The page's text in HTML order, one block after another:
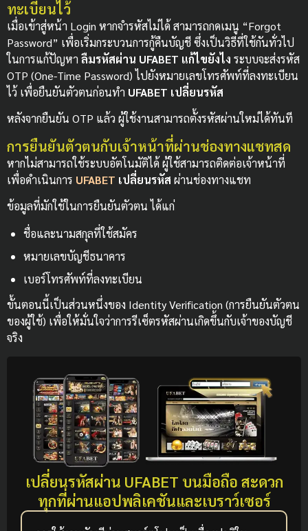
ทะเบียนไว้
เมื่อเข้าสู่หน้า Login หากจำรหัสไม่ได้ สามารถกดเมนู “Forgot
Password” เพื่อเริ่มกระบวนการกู้คืนบัญชี ซึ่งเป็นวิธีที่ใช้กันทั่วไป
ในการแก้ปัญหา ลืมรหัสผ่าน UFABET แก้ไขยังไง ระบบจะส่งรหัส
OTP (One-Time Password) ไปยังหมายเลขโทรศัพท์ที่ลงทะเบียน
ไว้ เพื่อยืนยันตัวตนก่อนทำ UFABET เปลี่ยนรหัส
หลังจากยืนยัน OTP แล้ว ผู้ใช้งานสามารถตั้งรหัสผ่านใหม่ได้ทันที
การยืนยันตัวตนกับเจ้าหน้าที่ผ่านช่องทางแชทสด
หากไม่สามารถใช้ระบบอัตโนมัติได้ ผู้ใช้สามารถติดต่อเจ้าหน้าที่
เพื่อดำเนินการ UFABET เปลี่ยนรหัส ผ่านช่องทางแชท
ข้อมูลที่มักใช้ในการยืนยันตัวตน ได้แก่
ชื่อและนามสกุลที่ใช้สมัคร
หมายเลขบัญชีธนาคาร
เบอร์โทรศัพท์ที่ลงทะเบียน
ขั้นตอนนี้เป็นส่วนหนึ่งของ Identity Verification (การยืนยันตัวตน
ของผู้ใช้) เพื่อให้มั่นใจว่าการรีเซ็ตรหัสผ่านเกิดขึ้นกับเจ้าของบัญชี
จริง
เปลี่ยนรหัสผ่าน UFABET บนมือถือ สะดวก
ทุกที่ผ่านแอปพลิเคชันและเบราว์เซอร์